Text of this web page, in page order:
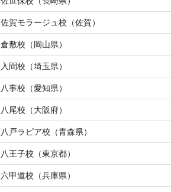
佐賀モラージュ校（佐賀）
倉敷校（岡山県）
入間校（埼玉県）
八事校（愛知県）
八尾校（大阪府）
八戸ラピア校（青森県）
八王子校（東京都）
六甲道校（兵庫県）